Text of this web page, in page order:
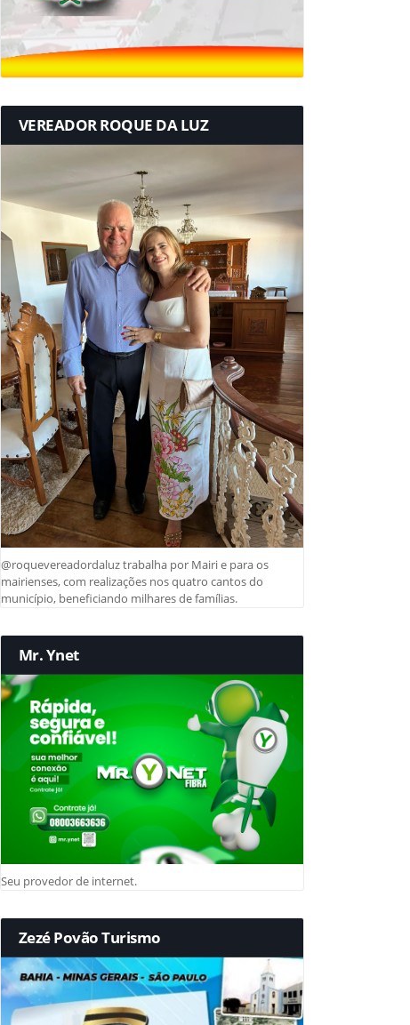
VEREADOR ROQUE DA LUZ
@roquevereadordaluz trabalha por Mairi e para os
mairienses, com realizações nos quatro cantos do
município, beneficiando milhares de famílias.
Mr. Ynet
Seu provedor de internet.
Zezé Povão Turismo